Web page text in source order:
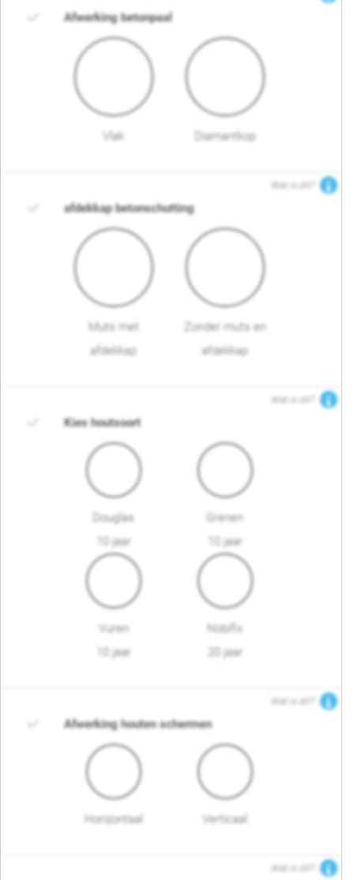
Afwerking betonpaal
Vlak Diamantkop
Wat is dit?
afdekkap betonschutting
Muts met
afdekkap
Zonder muts en
afdekkap
Wat is dit?
Kies houtsoort
Douglas
10 jaar
Grenen
10 jaar
Vuren
10 jaar
Nobifix
20 jaar
Wat is dit?
Afwerking houten schermen
Horizontaal Verticaal
Wat is dit?